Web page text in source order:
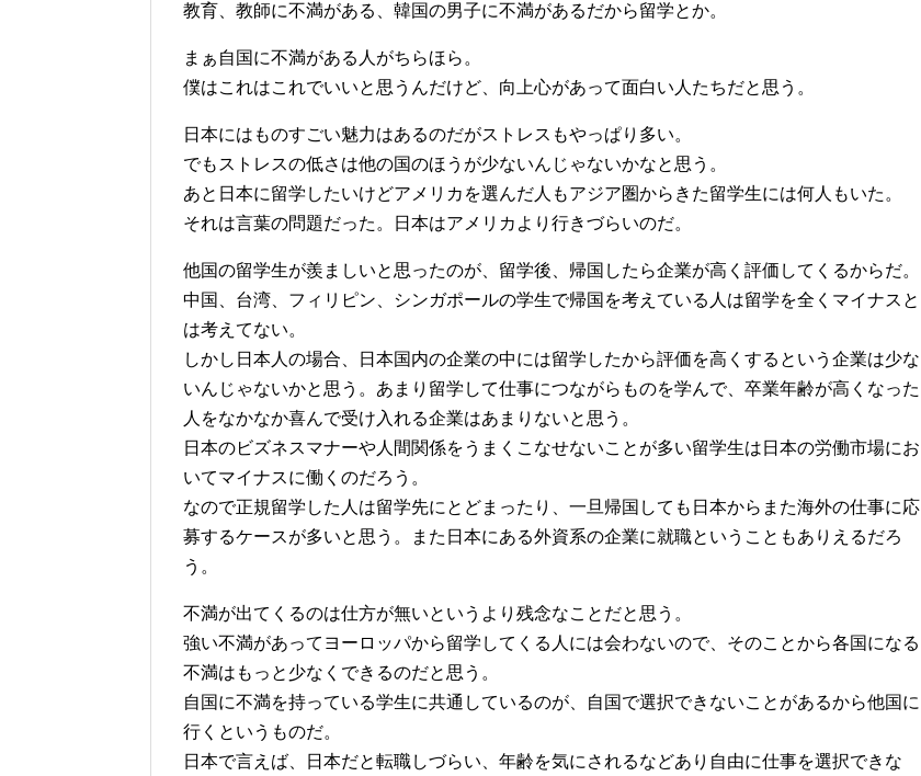
教育、教師に不満がある、韓国の男子に不満があるだから留学とか。
まぁ自国に不満がある人がちらほら。
僕はこれはこれでいいと思うんだけど、向上心があって面白い人たちだと思う。
日本にはものすごい魅力はあるのだがストレスもやっぱり多い。
でもストレスの低さは他の国のほうが少ないんじゃないかなと思う。
あと日本に留学したいけどアメリカを選んだ人もアジア圏からきた留学生には何人もいた。
それは言葉の問題だった。日本はアメリカより行きづらいのだ。
他国の留学生が羨ましいと思ったのが、留学後、帰国したら企業が高く評価してくるからだ。
中国、台湾、フィリピン、シンガポールの学生で帰国を考えている人は留学を全くマイナスと
は考えてない。
しかし日本人の場合、日本国内の企業の中には留学したから評価を高くするという企業は少な
いんじゃないかと思う。あまり留学して仕事につながらものを学んで、卒業年齢が高くなった
人をなかなか喜んで受け入れる企業はあまりないと思う。
日本のビズネスマナーや人間関係をうまくこなせないことが多い留学生は日本の労働市場にお
いてマイナスに働くのだろう。
なので正規留学した人は留学先にとどまったり、一旦帰国しても日本からまた海外の仕事に応
募するケースが多いと思う。また日本にある外資系の企業に就職ということもありえるだろ
う。
不満が出てくるのは仕方が無いというより残念なことだと思う。
強い不満があってヨーロッパから留学してくる人には会わないので、そのことから各国になる
不満はもっと少なくできるのだと思う。
自国に不満を持っている学生に共通しているのが、自国で選択できないことがあるから他国に
行くというものだ。
日本で言えば、日本だと転職しづらい、年齢を気にされるなどあり自由に仕事を選択できな